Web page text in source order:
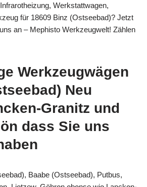
Werkstattwagen,
für 18609 Binz (Ostseebad)? Jetzt
an – Mephisto Werkzeugwelt! Zählen
Werkzeugwägen
Neu
Granitz und
dass Sie uns
Baabe (Ostseebad), Putbus,